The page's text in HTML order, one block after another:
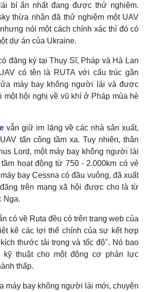
Ô tô - Xe máy
Ô tô
Xe máy
Tư vấn
bí ẩn nhất đang được thử nghiệm.
thừa nhận đã thử nghiệm một UAV
nói một cách chính xác thì đó có
dự án của Ukraine.
đăng ký tại Thụy Sĩ, Pháp và Hà Lan
có tên là RUTA với cấu trúc gần
máy bay không người lái và được
một hội nghị về vũ khí ở Pháp mùa hè
vẫn giữ im lặng về các nhà sản xuất,
tấn công tầm xa. Tuy nhiên, thân
Lord, một máy bay không người lái
hoạt động từ 750 - 2.000km có vẻ
bay Cessna có đầu vuông, đã xuất
trên mạng xã hội được cho là từ
Nga.
có về Ruta đều có trên trang web của
kê các lợi thế chính của sự kết hợp
thước tải trọng và tốc độ". Nó bao
kỹ thuật cho một động cơ phản lực
thấp.
máy bay không người lái mới, chuyên